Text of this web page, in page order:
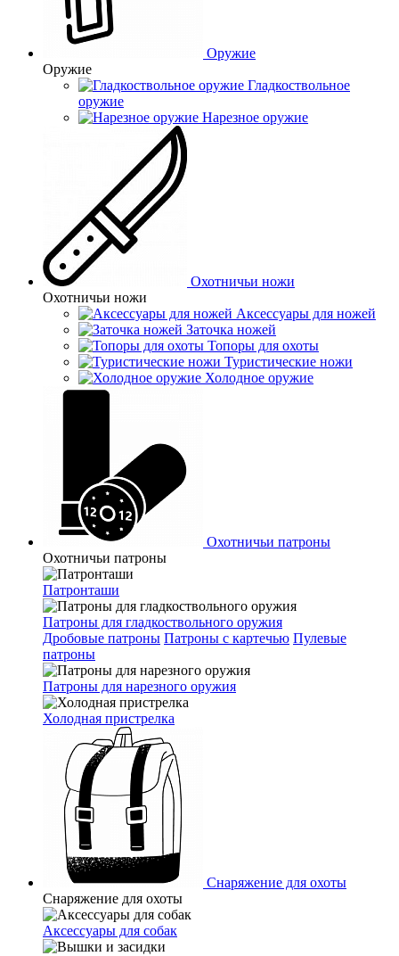
Оружие
Оружие
Гладкоствольное
оружие
Нарезное оружие
Охотничьи ножи
Охотничьи ножи
Аксессуары для ножей
Заточка ножей
Топоры для охоты
Туристические ножи
Холодное оружие
Охотничьи патроны
Охотничьи патроны
Патронташи
Патроны для гладкоствольного оружия
Дробовые патроны Патроны с картечью Пулевые
патроны
Патроны для нарезного оружия
Холодная пристрелка
Снаряжение для охоты
Снаряжение для охоты
Аксессуары для собак